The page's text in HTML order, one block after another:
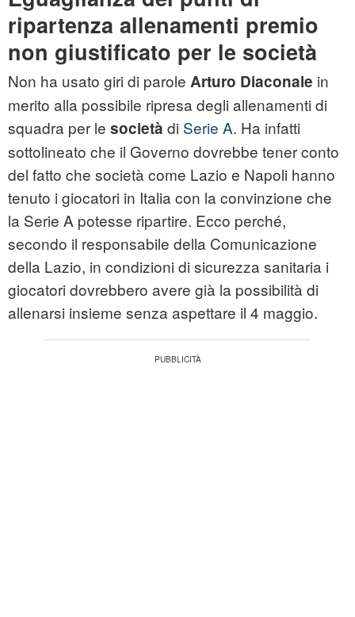
ripartenza allenamenti premio
non giustificato per le società
Non ha usato giri di parole Arturo Diaconale in
merito alla possibile ripresa degli allenamenti di
squadra per le società di Serie A. Ha infatti
sottolineato che il Governo dovrebbe tener conto
del fatto che società come Lazio e Napoli hanno
tenuto i giocatori in Italia con la convinzione che
la Serie A potesse ripartire. Ecco perché,
secondo il responsabile della Comunicazione
della Lazio, in condizioni di sicurezza sanitaria i
giocatori dovrebbero avere già la possibilità di
allenarsi insieme senza aspettare il 4 maggio.